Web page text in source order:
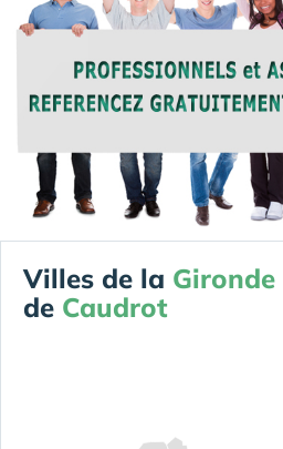
Villes de la Gironde
de Caudrot